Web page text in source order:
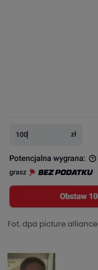
Fot. dpa picture alliance